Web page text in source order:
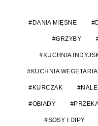
DANIA MIĘSNE
GRZYBY
KUCHNIA
KUCHNIA
KURCZAK
OBIADY
SOSY I DIPY